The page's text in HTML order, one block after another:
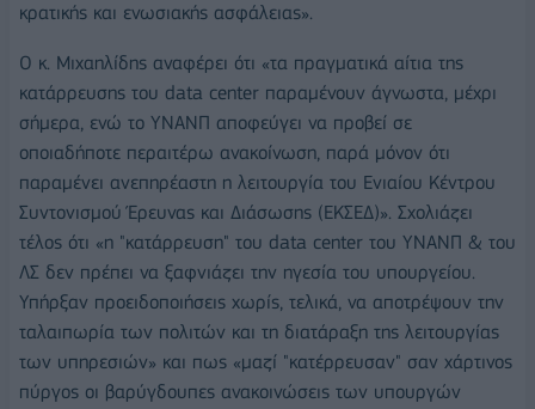
κρατικής και ενωσιακής ασφάλειας».
Ο κ. Μιχαηλίδης αναφέρει ότι «τα πραγματικά αίτια της
κατάρρευσης του data center παραμένουν άγνωστα, μέχρι
σήμερα, ενώ το ΥΝΑΝΠ αποφεύγει να προβεί σε
οποιαδήποτε περαιτέρω ανακοίνωση, παρά μόνον ότι
παραμένει ανεπηρέαστη η λειτουργία του Ενιαίου Κέντρου
Συντονισμού Έρευνας και Διάσωσης (ΕΚΣΕΔ)». Σχολιάζει
τέλος ότι «η "κατάρρευση" του data center του ΥΝΑΝΠ & του
ΛΣ δεν πρέπει να ξαφνιάζει την ηγεσία του υπουργείου.
Υπήρξαν προειδοποιήσεις χωρίς, τελικά, να αποτρέψουν την
ταλαιπωρία των πολιτών και τη διατάραξη της λειτουργίας
των υπηρεσιών» και πως «μαζί "κατέρρευσαν" σαν χάρτινος
πύργος οι βαρύγδουπες ανακοινώσεις των υπουργών